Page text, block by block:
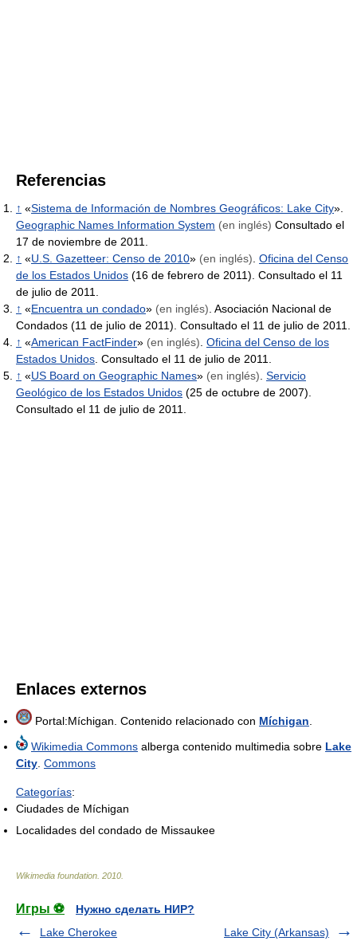
Referencias
↑ «Sistema de Información de Nombres Geográficos: Lake City».
Geographic Names Information System (en inglés) Consultado el
17 de noviembre de 2011.
↑ «U.S. Gazetteer: Censo de 2010» (en inglés) Oficina del Censo
de los Estados Unidos (16 de febrero de 2011). Consultado el 11
de julio de 2011.
↑ «Encuentra un condado» (en inglés) . Asociación Nacional de
Condados (11 de julio de 2011). Consultado el 11 de julio de 2011.
↑ «American FactFinder» (en inglés) Oficina del Censo de los
Estados Unidos . Consultado el 11 de julio de 2011.
↑ «US Board on Geographic Names» (en inglés) Servicio
Geológico de los Estados Unidos (25 de octubre de 2007).
Consultado el 11 de julio de 2011.
Enlaces externos
Portal:Míchigan. Contenido relacionado con Míchigan
Wikimedia Commons alberga contenido multimedia sobre Lake
City Commons
Categorías:
Ciudades de Míchigan
Localidades del condado de Missaukee
Wikimedia foundation 2010
Игры ⚽
Нужно сделать НИР?
Lake Cherokee
Lake City (Arkansas)